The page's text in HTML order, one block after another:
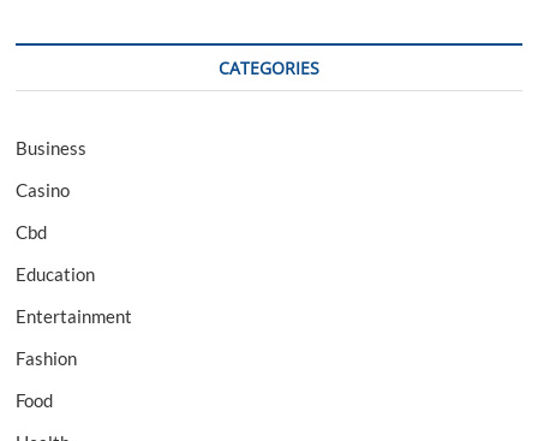
CATEGORIES
Business
Casino
Cbd
Education
Entertainment
Fashion
Food